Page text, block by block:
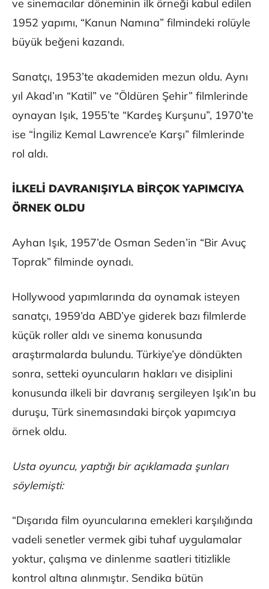
ve sinemacılar döneminin ilk örneği kabul edilen
1952 yapımı, “Kanun Namına” filmindeki rolüyle
büyük beğeni kazandı.
Sanatçı, 1953’te akademiden mezun oldu. Aynı
yıl Akad’ın “Katil” ve “Öldüren Şehir” filmlerinde
oynayan Işık, 1955’te “Kardeş Kurşunu”, 1970’te
ise “İngiliz Kemal Lawrence’e Karşı” filmlerinde
rol aldı.
İLKELİ DAVRANIŞIYLA BİRÇOK YAPIMCIYA
ÖRNEK OLDU
Ayhan Işık, 1957’de Osman Seden’in “Bir Avuç
Toprak” filminde oynadı.
Hollywood yapımlarında da oynamak isteyen
sanatçı, 1959’da ABD’ye giderek bazı filmlerde
küçük roller aldı ve sinema konusunda
araştırmalarda bulundu. Türkiye’ye döndükten
sonra, setteki oyuncuların hakları ve disiplini
konusunda ilkeli bir davranış sergileyen Işık’ın bu
duruşu, Türk sinemasındaki birçok yapımcıya
örnek oldu.
Usta oyuncu, yaptığı bir açıklamada şunları
söylemişti:
“Dışarıda film oyuncularına emekleri karşılığında
vadeli senetler vermek gibi tuhaf uygulamalar
yoktur, çalışma ve dinlenme saatleri titizlikle
kontrol altına alınmıştır. Sendika bütün